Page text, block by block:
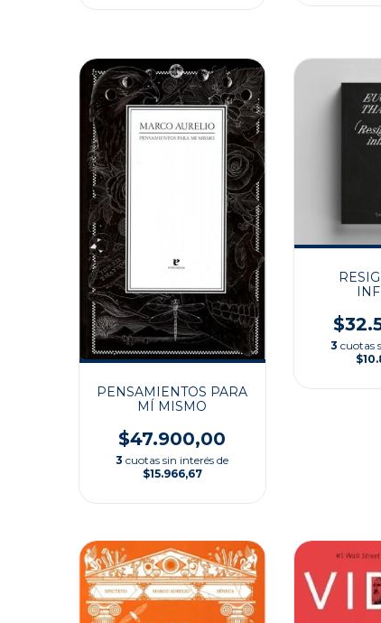
PENSAMIENTOS PARA
MÍ MISMO
$47.900,00
3 cuotas sin interés de
$15.966,67
3 cuotas